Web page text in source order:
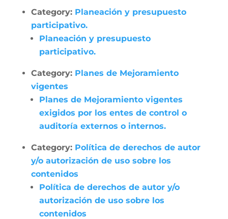
Category: Planeación y presupuesto
participativo.
Planeación y presupuesto
participativo.
Category: Planes de Mejoramiento
vigentes
Planes de Mejoramiento vigentes
exigidos por los entes de control o
auditoría externos o internos.
Category: Política de derechos de autor
y/o autorización de uso sobre los
contenidos
Política de derechos de autor y/o
autorización de uso sobre los
contenidos